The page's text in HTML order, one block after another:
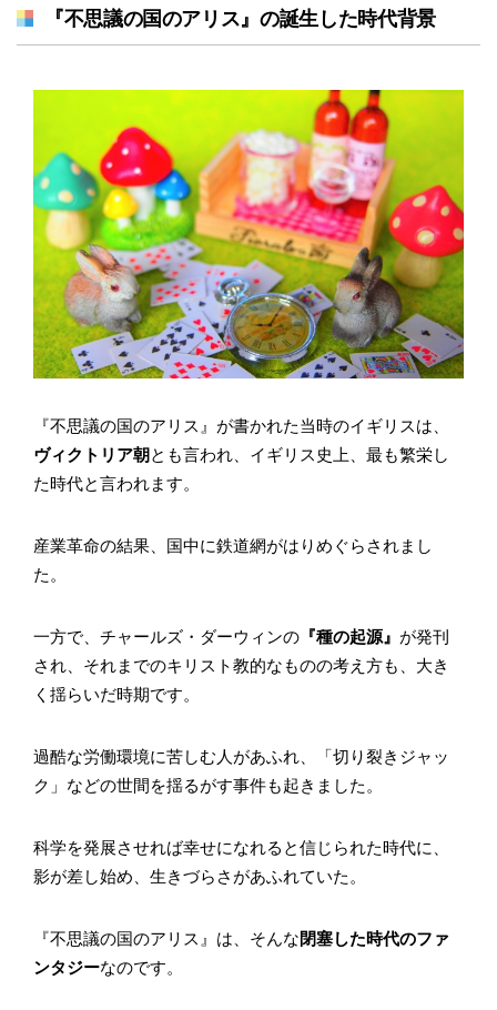
『不思議の国のアリス』の誕生した時代背景
『不思議の国のアリス』が書かれた当時のイギリスは、
ヴィクトリア朝とも言われ、イギリス史上、最も繁栄し
た時代と言われます。
産業革命の結果、国中に鉄道網がはりめぐらされまし
た。
一方で、チャールズ・ダーウィンの 『種の起源』 が発刊
され、それまでのキリスト教的なものの考え方も、大き
く揺らいだ時期です。
過酷な労働環境に苦しむ人があふれ、「切り裂きジャッ
ク」などの世間を揺るがす事件も起きました。
科学を発展させれば幸せになれると信じられた時代に、
影が差し始め、生きづらさがあふれていた。
『不思議の国のアリス』は、そんな閉塞した時代のファ
ンタジーなのです。